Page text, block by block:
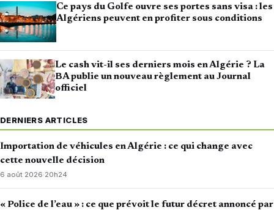
Ce pays du Golfe ouvre ses portes sans visa : les
Algériens peuvent en profiter sous conditions
Le cash vit-il ses derniers mois en Algérie ? La
BA publie un nouveau règlement au Journal
officiel
DERNIERS ARTICLES
Importation de véhicules en Algérie : ce qui change avec
cette nouvelle décision
6 août 2026·20h24
« Police de l’eau » : ce que prévoit le futur décret annoncé par